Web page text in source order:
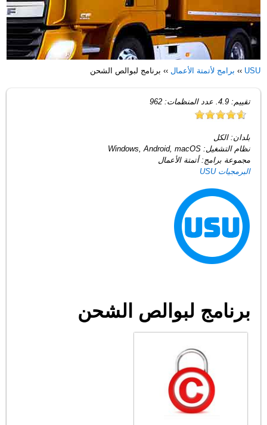
USU
›› برامج لأتمتة الأعمال ›› برنامج لبوالص الشحن
تقييم:4.9 . عدد المنظمات:962
بلدان:الكل
نظام التشغيل:Windows, Android, macOS
مجموعة برامج:أتمتة الأعمال
البرمجيات USU
برنامج لبوالص الشحن